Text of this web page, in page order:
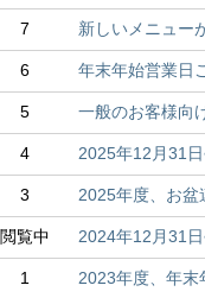
7 新しいメニュー
6 年末年始営業日
5 一般のお客様向
4 2025年12月31
3 2025年度、お盆
閲覧中 2024年12月31
1 2023年度、年末